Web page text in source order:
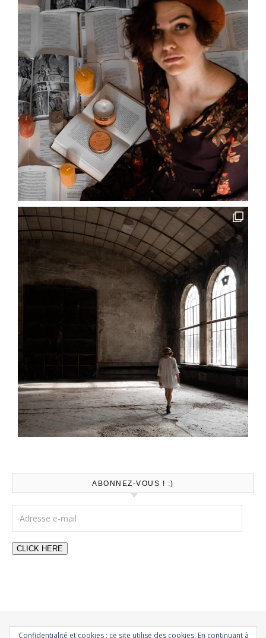
ABONNEZ-VOUS ! :)
CLICK HERE
Confidentialité et cookies : ce site utilise des cookies. En continuant à